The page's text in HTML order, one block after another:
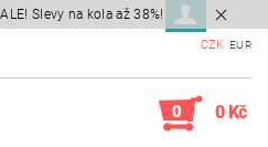
Slevy na kola až 38%!
CZK EUR
0 0 Kč